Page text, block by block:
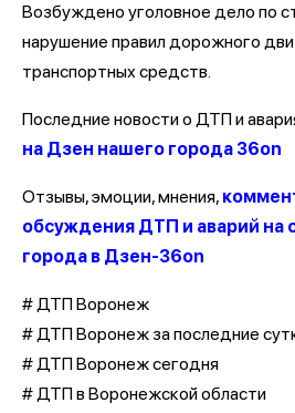
Возбуждено уголовное дело по
нарушение правил дорожного
транспортных средств.
Последние новости о ДТП и
на Дзен нашего города 36on
Отзывы, эмоции, мнения,
обсуждения ДТП и аварий на
города в Дзен-36on
# ДТП Воронеж
# ДТП Воронеж за последние
# ДТП Воронеж сегодня
# ДТП в Воронежской области